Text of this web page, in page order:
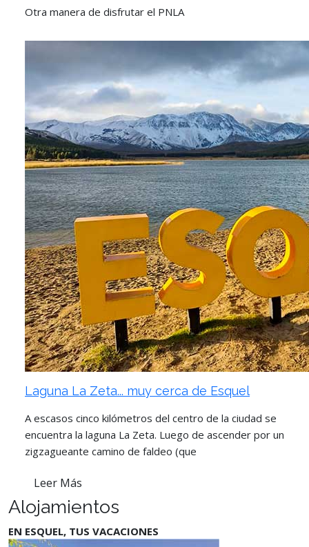
Otra manera de disfrutar el PNLA
Laguna La Zeta... muy cerca de Esquel
A escasos cinco kilómetros del centro de la ciudad se
encuentra la laguna La Zeta. Luego de ascender por un
zigzagueante camino de faldeo (que
Leer Más
Alojamientos
EN ESQUEL, TUS VACACIONES